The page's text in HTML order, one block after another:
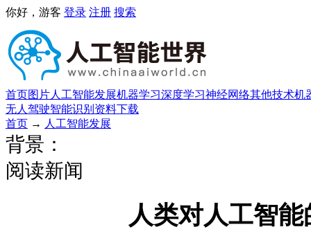
你好，游客 登录 注册 搜索
首页图片人工智能发展机器学习深度学习神经网络其他技术机
无人驾驶智能识别 资料下载
首页 → 人工智能发展
背景：
阅读新闻
人类对人工智能